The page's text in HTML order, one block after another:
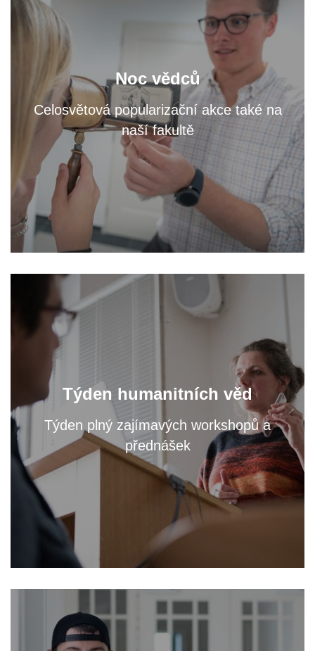
Noc vědců
Celosvětová popularizační akce také na
naší fakultě
Navštivte fakultní areál a
zjistěte na workshopech
přednáškách, čím se tu zabýváme.
VÍCE
Týden humanitních věd
Týden plný zajímavých workshopů a
přednášek
Oslavte s námi světový den filozofie a navštivte
přednášky a workshopy našich odborníků.
VÍCE